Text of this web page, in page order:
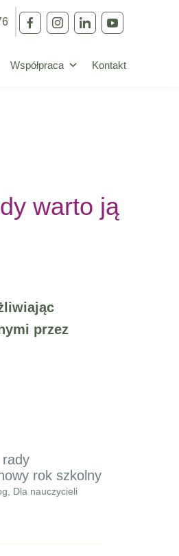
Współpraca Kontakt
warto ją
przez
rok szkolny
Dla nauczycieli